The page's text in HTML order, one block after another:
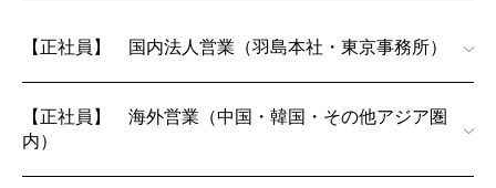
【正社員】 国内法人営業（羽島本社・東京事務所）
【正社員】 海外営業（中国・韓国・その他アジア圏
内）